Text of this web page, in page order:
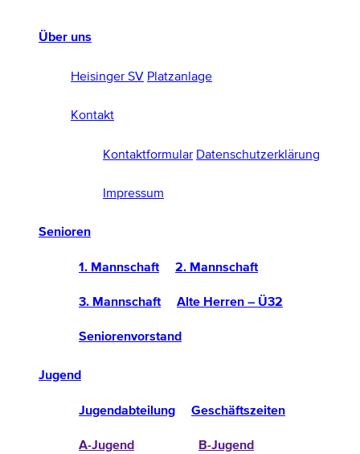
Über uns
Heisinger SV Platzanlage
Kontakt
Kontaktformular Datenschutzerklärung
Impressum
Senioren
1. Mannschaft 2. Mannschaft
3. Mannschaft Alte Herren – Ü32
Seniorenvorstand
Jugend
Jugendabteilung Geschäftszeiten
A-Jugend B-Jugend